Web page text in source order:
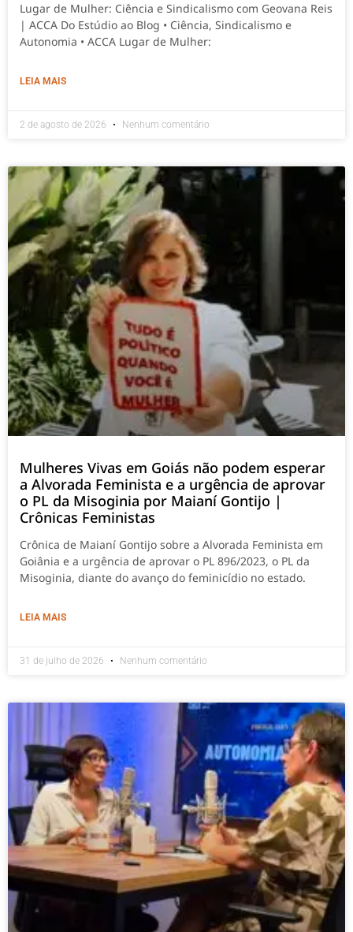
Lugar de Mulher: Ciência e Sindicalismo com Geovana Reis
| ACCA Do Estúdio ao Blog • Ciência, Sindicalismo e
Autonomia • ACCA Lugar de Mulher:
LEIA MAIS
2 de agosto de 2026 Nenhum comentário
Mulheres Vivas em Goiás não podem esperar
a Alvorada Feminista e a urgência de aprovar
o PL da Misoginia por Maianí Gontijo |
Crônicas Feministas
Crônica de Maianí Gontijo sobre a Alvorada Feminista em
Goiânia e a urgência de aprovar o PL 896/2023, o PL da
Misoginia, diante do avanço do feminicídio no estado.
LEIA MAIS
31 de julho de 2026 Nenhum comentário